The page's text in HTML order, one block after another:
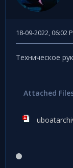
18-09-2022, 06:02
Техническое
Attached